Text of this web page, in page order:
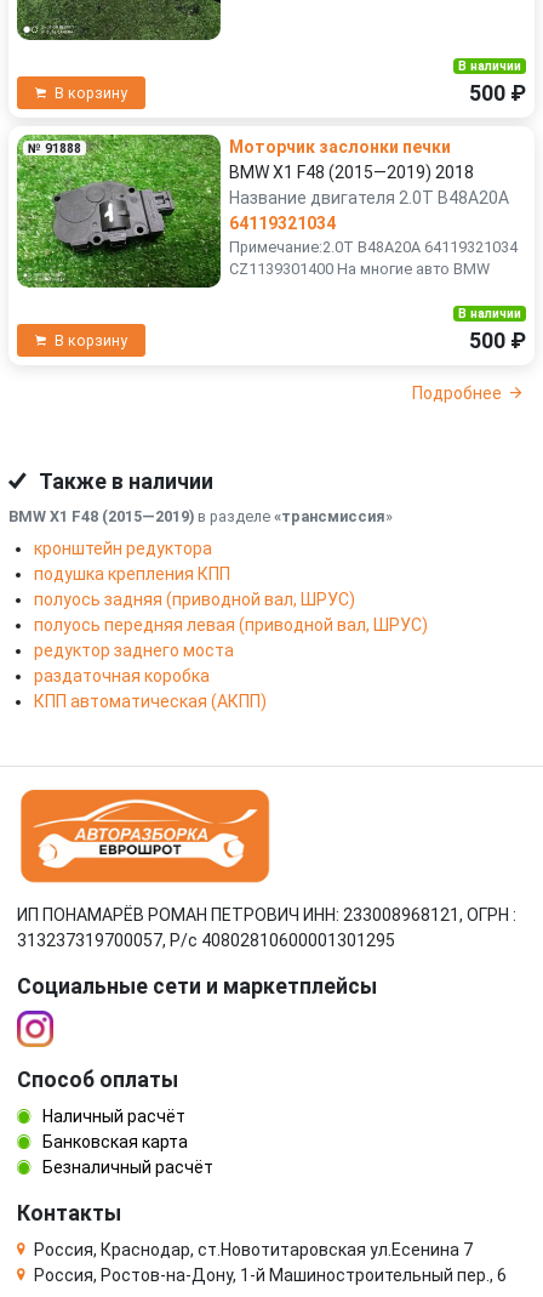
В корзину
В наличии
500 ₽
№ 91888
Моторчик заслонки печки
BMW X1 F48 (2015—2019) 2018
Название двигателя 2.0T B48A20A
64119321034
Примечание:2.0T B48A20A 64119321034
CZ1139301400 На многие авто BMW
В корзину
В наличии
500 ₽
Подробнее
Также в наличии
BMW X1 F48 (2015—2019) в разделе «трансмиссия»
кронштейн редуктора
подушка крепления КПП
полуось задняя (приводной вал, ШРУС)
полуось передняя левая (приводной вал, ШРУС)
редуктор заднего моста
раздаточная коробка
КПП автоматическая (АКПП)
ИП ПОНАМАРЁВ РОМАН ПЕТРОВИЧ ИНН: 233008968121, ОГРН :
313237319700057, Р/c 40802810600001301295
Социальные сети и маркетплейсы
Способ оплаты
Наличный расчёт
Банковская карта
Безналичный расчёт
Контакты
Россия, Краснодар, ст.Новотитаровская ул.Есенина 7
Россия, Ростов-на-Дону, 1-й Машиностроительный пер., 6